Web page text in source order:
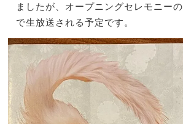
ましたが、 オープニングセレモニー
で生放送される予定です。